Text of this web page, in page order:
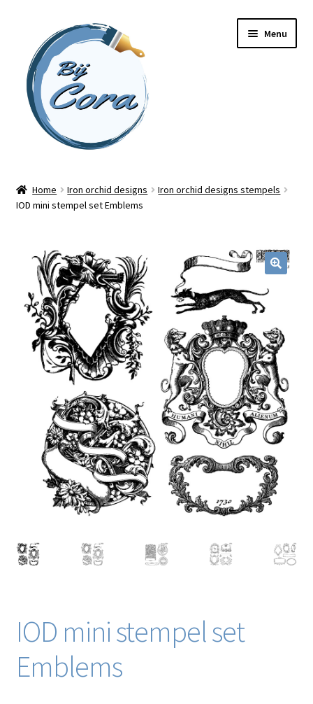
naar
navigatie
inhoud
Menu
Workshops
Shop
Blog / DIY / Tutorials
Over mij
Home Iron orchid designs
Iron orchid designs stempels
IOD mini stempel set Emblems
IOD mini stempel set
Emblems